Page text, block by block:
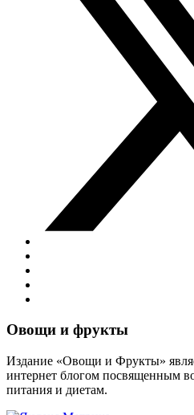
Виджеты
Овощи и фрукты
Издание «Овощи и Фрукты»
интернет блогом посвященным
питания и диетам.